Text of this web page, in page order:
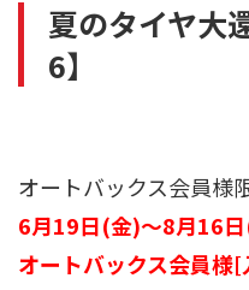
夏のタイヤ大
6】
オートバックス会員様限
6月19日(金)～8月16
オートバックス会員様